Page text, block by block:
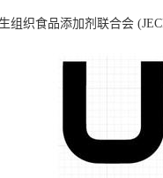
织食品添加剂联合会